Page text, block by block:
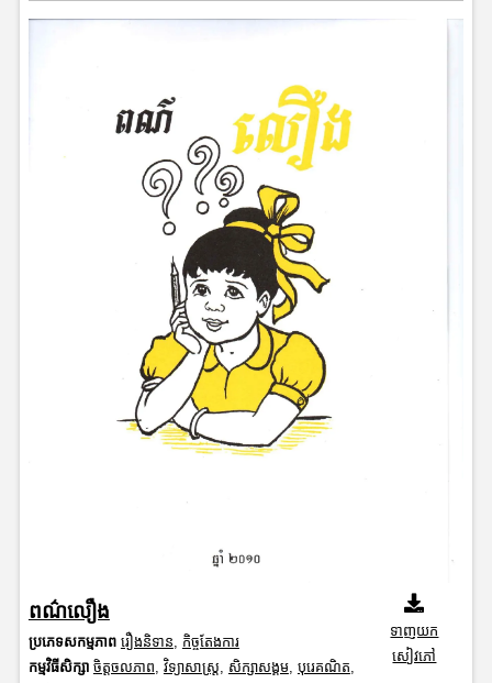
ពណ៌លឿង
ប្រភេទសកម្មភាព រឿងនិទាន, កិច្ចតែងការ
កម្មវិធីសិក្សា ចិត្តចលភាព, វិទ្យាសាស្រ្ត, សិក្សាសង្គម, បុរេគណិត,
ទាញយក
សៀវភៅ